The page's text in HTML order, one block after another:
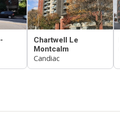
Chartwell Le
Montcalm
Candiac